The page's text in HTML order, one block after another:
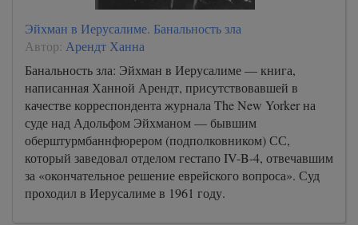
Эйхман в Иерусалиме. Банальность зла
Автор: Арендт Ханна
Банальность зла: Эйхман в Иерусалиме — книга,
написанная Ханной Арендт, присутствовавшей в
качестве корреспондента журнала The New Yorker на
суде над Адольфом Эйхманом — бывшим
оберштурмбаннфюрером (подполковником) СС,
который заведовал отделом гестапо IV-B-4, отвечавшим
за «окончательное решение еврейского вопроса». Суд
проходил в Иерусалиме в 1961 году.